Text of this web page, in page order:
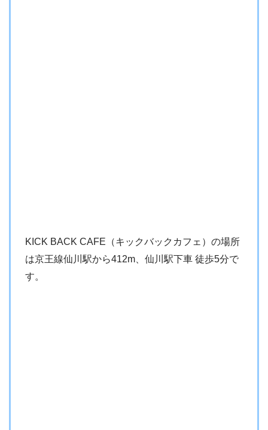
KICK BACK CAFE（キックバックカフェ）の場所
は京王線仙川駅から412m、仙川駅下車 徒歩5分で
す。